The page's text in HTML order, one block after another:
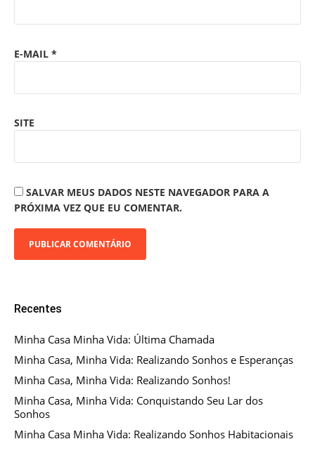
E-MAIL *
SITE
SALVAR MEUS DADOS NESTE NAVEGADOR PARA A
PRÓXIMA VEZ QUE EU COMENTAR.
Recentes
Minha Casa Minha Vida: Última Chamada
Minha Casa, Minha Vida: Realizando Sonhos e Esperanças
Minha Casa, Minha Vida: Realizando Sonhos!
Minha Casa, Minha Vida: Conquistando Seu Lar dos
Sonhos
Minha Casa Minha Vida: Realizando Sonhos Habitacionais